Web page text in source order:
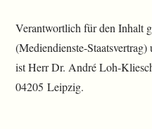
Verantwortlich für den Inhalt
(Mediendienste-
ist Herr Dr. André Loh-
04205 Leipzig.